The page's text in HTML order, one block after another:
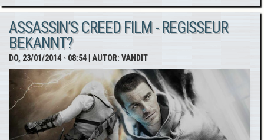
Creed
Liberation
Version ab
heute auf
DVD-Rom
erhältlich
ASSASSIN’S CREED FILM - REGISSEUR
BEKANNT?
DO, 23/01/2014 - 08:54| AUTOR:VANDIT